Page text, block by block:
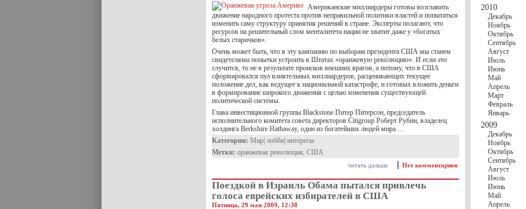
Американские миллиардеры готовы возглавить
движение народного протеста против неправильной политики властей и попытаться
изменить саму структуру принятия решений в стране. Эксперты полагают, что
ресурсов на решительный слом менталитета нации не хватит даже у «богатых
белых старичков».
Очень может быть, что в эту кампанию по выборам президента США мы станем
свидетелями попытки устроить в Штатах «оранжевую революцию». И если это
случится, то не в результате происков внешних врагов, а потому, что в США
сформировался пул влиятельных миллиардеров, расценивающих текущее
положение дел, как ведущее к национальной катастрофе, и готовых вложить деньги
в формирование широкого движения с целью изменения существующей
политической системы.
Глава инвестиционной группы Blackstone Питер Питерсон, председатель
исполнительного комитета совета директоров Citigroup Роберт Рубин, владелец
холдинга Berkshire Hathaway, один из богатейших людей мира …
Категории: Мир лобби интересы
Метки: оранжевая революция, США
Нет комментариев
читать дальше
Поездкой в Израиль Обама пытался привлечь
голоса еврейских избирателей в США
Пятница, 29 мая 2009, 12:38
2010
Декабрь
Ноябрь
Октябрь
Сентябрь
Август
Июль
Июнь
Май
Апрель
Март
Февраль
Январь
2009
Декабрь
Ноябрь
Октябрь
Сентябрь
Август
Июль
Июнь
Май
Апрель